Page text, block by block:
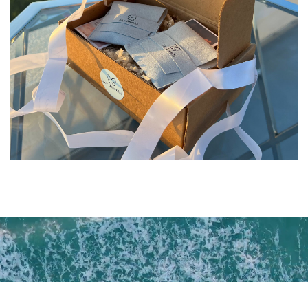
ПОКУПАТЕЛЯМ
О бренде
Рекомендации по уходу
Оплата и доставка
Возврат и обмен
КОНТАКТЫ
+7 993 918 75 23
info@sky-jewells.ru
Политика обработки персональных данных
Публичная оферта
Разработка сайта